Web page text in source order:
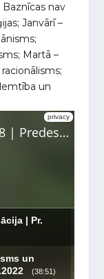
Baznīcas nav
Janvārī –
Martā –
un